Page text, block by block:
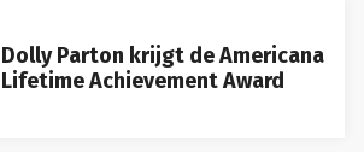
Dolly Parton krijgt de Americana
Lifetime Achievement Award